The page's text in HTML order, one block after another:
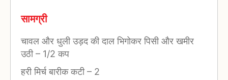
सामग्री
चावल और धुली उड़द की दाल भिगोकर पिसी और खमीर
उठी– 1/2 कप
हरी मिर्च बारीक कटी– 2